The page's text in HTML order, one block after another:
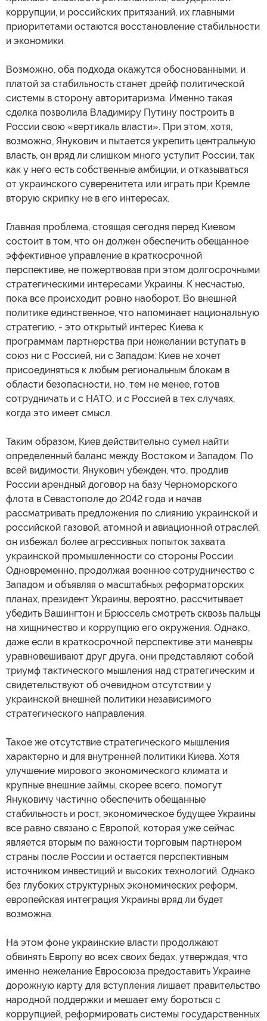
коррупции, и российских притязаний, их главными
приоритетами остаются восстановление стабильности
и экономики.
Возможно, оба подхода окажутся обоснованными, и
платой за стабильность станет дрейф политической
системы в сторону авторитаризма. Именно такая
сделка позволила Владимиру Путину построить в
России свою «вертикаль власти». При этом, хотя,
возможно, Янукович и пытается укрепить центральную
власть, он вряд ли слишком много уступит России, так
как у него есть собственные амбиции, и отказываться
от украинского суверенитета или играть при Кремле
вторую скрипку не в его интересах.
Главная проблема, стоящая сегодня перед Киевом
состоит в том, что он должен обеспечить обещанное
эффективное управление в краткосрочной
перспективе, не пожертвовав при этом долгосрочными
стратегическими интересами Украины. К несчастью,
пока все происходит ровно наоборот. Во внешней
политике единственное, что напоминает национальную
стратегию, - это открытый интерес Киева к
программам партнерства при нежелании вступать в
союз ни с Россией, ни с Западом: Киев не хочет
присоединяться к любым региональным блокам в
области безопасности, но, тем не менее, готов
сотрудничать и с НАТО, и с Россией в тех случаях,
когда это имеет смысл.
Таким образом, Киев действительно сумел найти
определенный баланс между Востоком и Западом. По
всей видимости, Янукович убежден, что, продлив
России арендный договор на базу Черноморского
флота в Севастополе до 2042 года и начав
рассматривать предложения по слиянию украинской и
российской газовой, атомной и авиационной отраслей,
он избежал более агрессивных попыток захвата
украинской промышленности со стороны России.
Одновременно, продолжая военное сотрудничество с
Западом и объявляя о масштабных реформаторских
планах, президент Украины, вероятно, рассчитывает
убедить Вашингтон и Брюссель смотреть сквозь пальцы
на хищничество и коррупцию его окружения. Однако,
даже если в краткосрочной перспективе эти маневры
уравновешивают друг друга, они представляют собой
триумф тактического мышления над стратегическим и
свидетельствуют об очевидном отсутствии у
украинской внешней политики независимого
стратегического направления.
Такое же отсутствие стратегического мышления
характерно и для внутренней политики Киева. Хотя
улучшение мирового экономического климата и
крупные внешние займы, скорее всего, помогут
Януковичу частично обеспечить обещанные
стабильность и рост, экономическое будущее Украины
все равно связано с Европой, которая уже сейчас
является вторым по важности торговым партнером
страны после России и остается перспективным
источником инвестиций и высоких технологий. Однако
без глубоких структурных экономических реформ,
европейская интеграция Украины вряд ли будет
возможна.
На этом фоне украинские власти продолжают
обвинять Европу во всех своих бедах, утверждая, что
именно нежелание Евросоюза предоставить Украине
дорожную карту для вступления лишает правительство
народной поддержки и мешает ему бороться с
коррупцией, реформировать системы государственных